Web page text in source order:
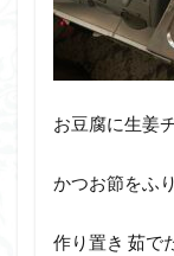
お豆腐に生姜
かつお節をふ
作り置き 茹で